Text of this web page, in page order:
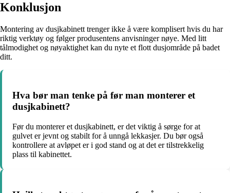
Konklusjon
Montering av dusjkabinett trenger ikke å være komplisert hvis du har
riktig verktøy og følger produsentens anvisninger nøye. Med litt
tålmodighet og nøyaktighet kan du nyte et flott dusjområde på badet
ditt.
Hva bør man tenke på før man monterer et
dusjkabinett?
Før du monterer et dusjkabinett, er det viktig å sørge for at
gulvet er jevnt og stabilt for å unngå lekkasjer. Du bør også
kontrollere at avløpet er i god stand og at det er tilstrekkelig
plass til kabinettet.